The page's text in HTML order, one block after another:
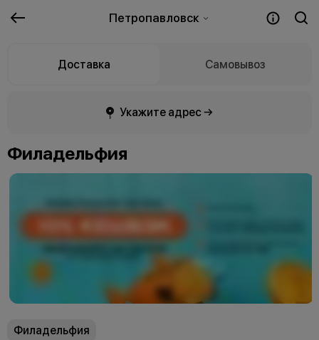
Петропавловск
Доставка Самовывоз
Укажите адрес →
Филадельфия
Филадельфия